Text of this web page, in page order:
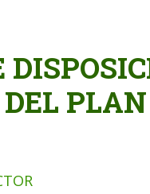
PLAN